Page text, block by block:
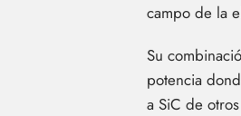
campo de la
Su
potencia
a SiC de